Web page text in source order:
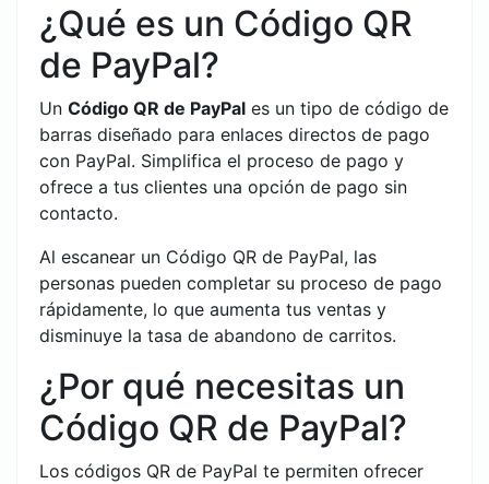
¿Qué es un Código QR
de PayPal?
Un Código QR de PayPal es un tipo de código de
barras diseñado para enlaces directos de pago
con PayPal. Simplifica el proceso de pago y
ofrece a tus clientes una opción de pago sin
contacto.
Al escanear un Código QR de PayPal, las
personas pueden completar su proceso de pago
rápidamente, lo que aumenta tus ventas y
disminuye la tasa de abandono de carritos.
¿Por qué necesitas un
Código QR de PayPal?
Los códigos QR de PayPal te permiten ofrecer